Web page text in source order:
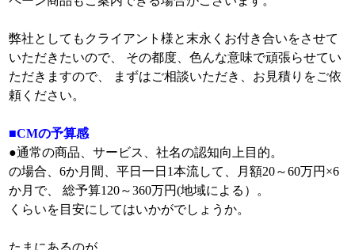
弊社としてもクライアント様と末永くお付き合いをさせて
いただきたいので、 その都度、色んな意味で頑張らせてい
ただきますので、 まずはご相談いただき、お見積りをご依
頼ください。
■CMの予算感
●通常の商品、サービス、社名の認知向上目的。
の場合、6か月間、平日一日1本流して、月額20～60万円×6
か月で、 総予算120～360万円(地域による）。
くらいを目安にしてはいかがでしょうか。